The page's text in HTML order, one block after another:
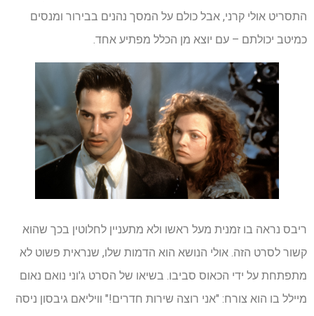
התסריט אולי קרני, אבל כולם על המסך נהנים בבירור ומנסים
כמיטב יכולתם – עם יוצא מן הכלל מפתיע אחד.
ריבס נראה בו זמנית מעל ראשו ולא מתעניין לחלוטין בכך שהוא
קשור לסרט הזה. אולי הנושא הוא הדמות שלו, שנראית פשוט לא
מתפתחת על ידי הכאוס סביבו. בשיאו של הסרט ג'וני נואם נאום
מיילל בו הוא צורח: "אני רוצה שירות חדרים!" וויליאם גיבסון ניסה